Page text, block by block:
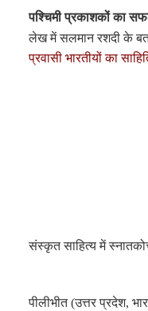
पश्चिमी प्रकाशकों का
लेख में सलमान रशदी के
प्रवासी भारतीयों का
संस्कृत साहित्य में
पीलीभीत (उत्तर प्रदेश,